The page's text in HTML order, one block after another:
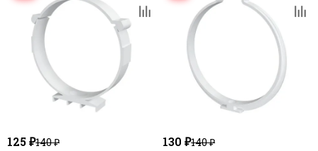
125 ₽140 ₽
130 ₽140 ₽